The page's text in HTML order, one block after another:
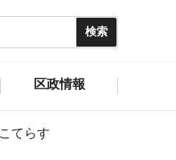
区政情報
てらす